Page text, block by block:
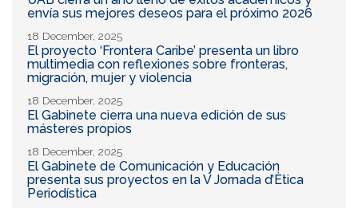
envía sus mejores deseos para el próximo 2026
18 December, 2025
El proyecto ‘Frontera Caribe’ presenta un libro
multimedia con reflexiones sobre fronteras,
migración, mujer y violencia
18 December, 2025
El Gabinete cierra una nueva edición de sus
másteres propios
18 December, 2025
El Gabinete de Comunicación y Educación
presenta sus proyectos en la V Jornada d’Ètica
Periodística